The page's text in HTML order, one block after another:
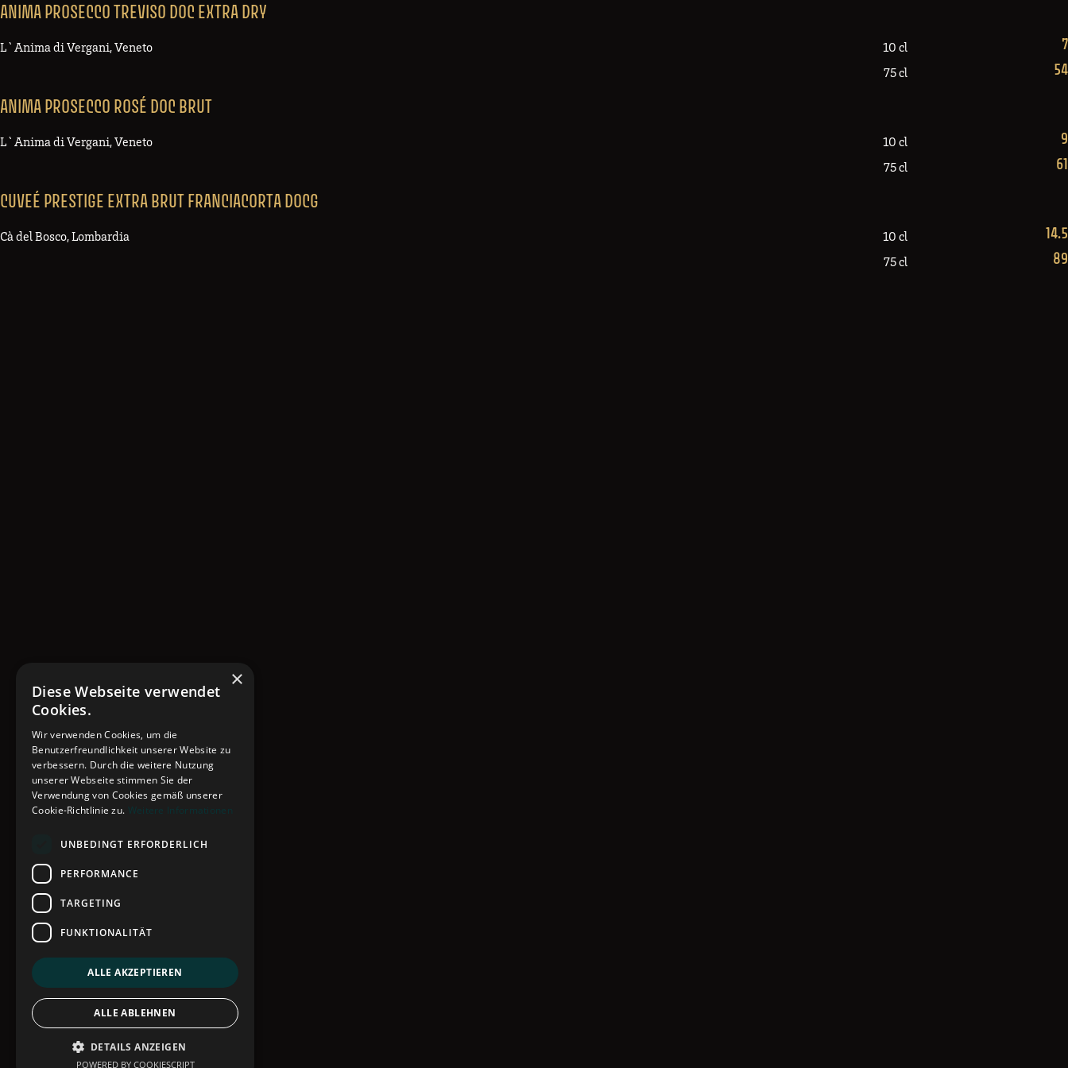
ANIMA PROSECCO TREVISO DOC EXTRA DRY
L`Anima di Vergani, Veneto 10 cl 7
75 cl
54
ANIMA PROSECCO ROSÉ DOC BRUT
L`Anima di Vergani, Veneto 10 cl 9
75 cl
61
CUVEÉ PRESTIGE EXTRA BRUT FRANCIACORTA DOCG
Cà del Bosco, Lombardia 10 cl 14.5
75 cl 89
×
Diese Webseite verwendet
Cookies.
Wir verwenden Cookies, um die
Benutzerfreundlichkeit unserer Website zu
verbessern. Durch die weitere Nutzung
unserer Webseite stimmen Sie der
Verwendung von Cookies gemäß unserer
Cookie-Richtlinie zu. Weitere Informationen
UNBEDINGT ERFORDERLICH
PERFORMANCE
TARGETING
FUNKTIONALITÄT
ALLE AKZEPTIEREN
ALLE ABLEHNEN
DETAILS ANZEIGEN
POWERED BY COOKIESCRIPT